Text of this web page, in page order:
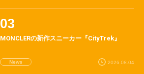
MONCLERの新作スニーカー『CityTrek』
News 2026.08.04